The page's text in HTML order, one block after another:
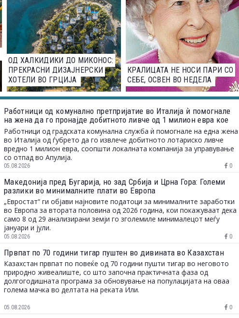
ОД ХАЛКИДИКИ ДО МИКОНОС:
ПРЕКРАСНИ ДИЗАЈНЕРСКИ
ХОТЕЛИ ВО ГРЦИЈА
КРАЛИЦАТА НЕ НОСИ ПАРИ СО
СЕБЕ, ОСВЕН ВО НЕДЕЛА
Работници од комунално претпријатие во Италија ѝ помогнале
на жена да го пронајде добитното ливче од 1 милион евра кое
завршило на депонија
Работници од градската комунална служба ѝ помогнале на една жена
во Италија од ѓубрето да го извлече добитното лотариско ливче
вредно 1 милион евра, соопшти локалната компанија за управување
со отпад во Апулија.
05.08.2026 0
Македонија пред Бугарија, но зад Србија и Црна Гора: Големи
разлики во минималните плати во Европа
„Евростат“ ги објави најновите податоци за минималните заработки
во Европа за втората половина од 2026 година, кои покажуваат дека
само 8 од 29 анализирани земји го зголемиле минималецот меѓу
јануари и јули.
05.08.2026 0
Првпат по 70 години тигар пуштен во дивината во Казахстан
Казахстан првпат по повеќе од 70 години пушти тигар во неговото
природно живеалиште, со што започна практичната фаза од
долгогодишната програма за обновување на популацијата на оваа
голема мачка во делтата на реката Или.
05.08.2026 0